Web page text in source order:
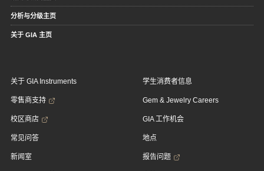
分析与分级主页
关于 GIA 主页
关于 GIA Instruments
零售商支持
校区商店
常见问答
新闻室
学生消费者信息
Gem & Jewelry Careers
GIA 工作机会
地点
报告问题